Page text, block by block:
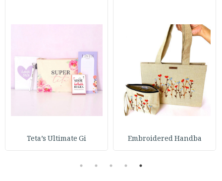
Embroidered Handba
Teta’s Ultimate Gi
1
2
3
4
5